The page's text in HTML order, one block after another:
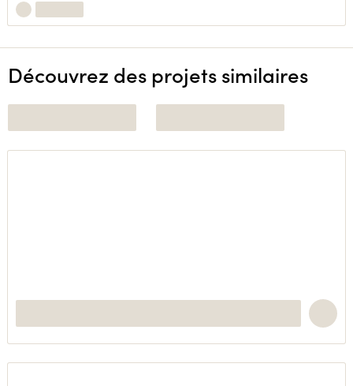
Découvrez des projets similaires